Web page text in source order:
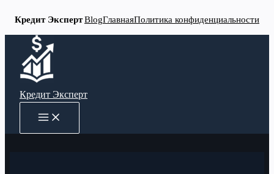
Кредит ЭкспертBlogГлавнаяПолитика конфиденциальности
Перейти
содержимому
Кредит Эксперт
MAIN
MENU